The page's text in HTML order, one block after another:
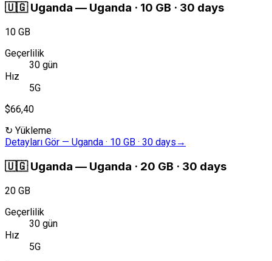
🇺🇬 Uganda — Uganda · 10 GB · 30 days
10 GB
Geçerlilik
30 gün
Hız
5G
$66,40
↻ Yükleme
Detayları Gör — Uganda · 10 GB · 30 days →
🇺🇬 Uganda — Uganda · 20 GB · 30 days
20 GB
Geçerlilik
30 gün
Hız
5G